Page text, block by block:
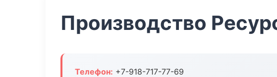
Производство
Телефон: +7-918-717-77-69